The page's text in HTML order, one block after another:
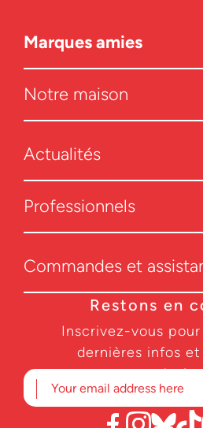
Marques amies
Notre maison
Actualités
Professionnels
Commandes et
Restons en
Inscrivez-vous
dernières infos